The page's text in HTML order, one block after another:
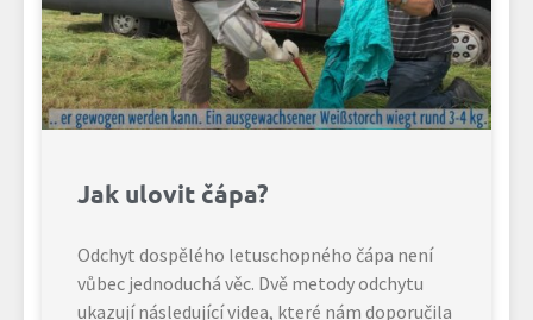
Jak ulovit čápa?
Odchyt dospělého letuschopného čápa není
vůbec jednoduchá věc. Dvě metody odchytu
ukazují následující videa, které nám doporučila